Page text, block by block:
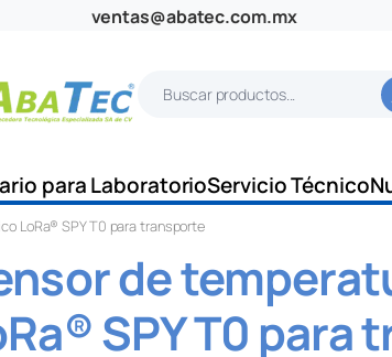
ventas@abatec.com.mx
c
a
r
para LaboratorioServicio Técnico
LoRa® SPY T0 para transporte
de
SPY T0 para